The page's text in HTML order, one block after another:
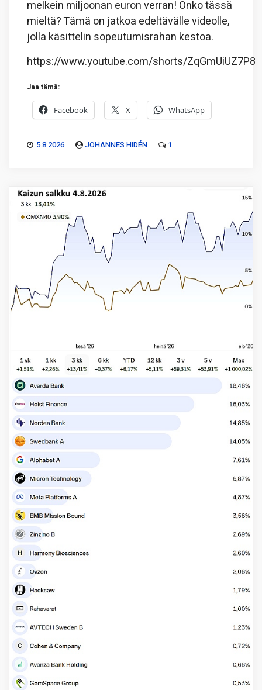
melkein miljoonan euron verran! Onko tässä
mieltä? Tämä on jatkoa edeltävälle videolle,
jolla käsittelin sopeutumisrahan kestoa.
https://www.youtube.com/shorts/ZqGmUiUZ7P8
Jaa tämä:
Facebook X WhatsApp
5.8.2026 JOHANNES HIDÉN 1